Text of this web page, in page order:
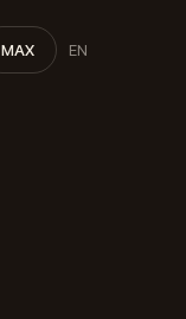
MAX EN